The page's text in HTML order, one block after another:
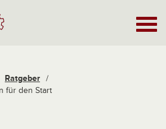
Ratgeber /
für den Start